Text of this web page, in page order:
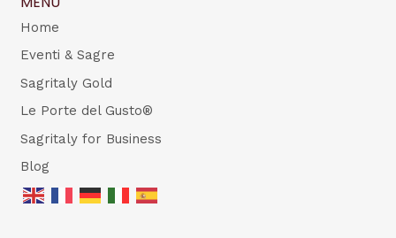
Home
Eventi & Sagre
Sagritaly Gold
Le Porte del Gusto®
Sagritaly for Business
Blog